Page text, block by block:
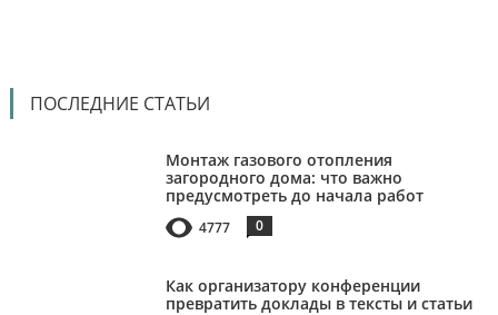
ПОСЛЕДНИЕ СТАТЬИ
Монтаж газового отопления
загородного дома: что важно
предусмотреть до начала работ
4777 0
Как организатору конференции
превратить доклады в тексты и статьи